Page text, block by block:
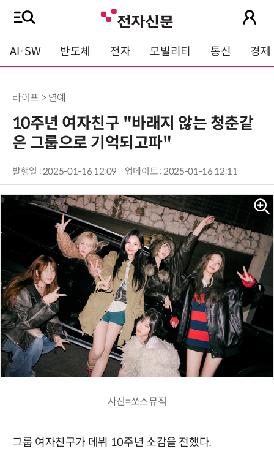
AI·SW 반도체 전자 모빌리티 통신 경제
라이프 > 연예
10주년 여자친구 "바래지 않는 청춘같
은 그룹으로 기억되고파"
발행일 : 2025-01-16 12:09 업데이트 : 2025-01-16 12:11
사진=쏘스뮤직
그룹 여자친구가 데뷔 10주년 소감을 전했다.